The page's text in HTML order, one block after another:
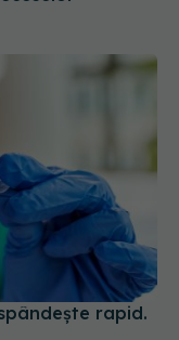
rapid.